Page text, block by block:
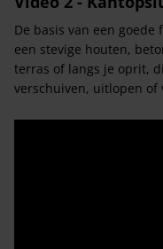
De basis van een
een stevige houten,
terras of langs je oprit,
verschuiven, uitlopen of